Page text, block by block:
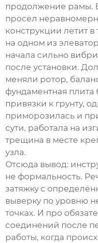
продолжение рамы.
просел
конструкции летит
на одном из
начала сильно
после установки.
меняли ротор,
фундаментная
привязки к грунту,
приморозилась и
сути, работала на
трещина в месте
узла.
Отсюда вывод:
не формальность.
затяжку с
выверку по уровню
точках. И про
соединений после
работы, когда